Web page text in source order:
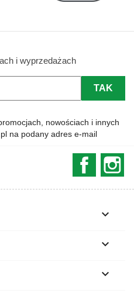
i wyprzedażach
nowościach i innych
na podany adres e-mail


